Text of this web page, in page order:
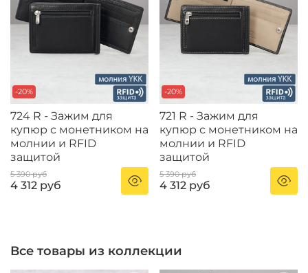
-20%
724 R - Зажим для
купюр с монетником на
молнии и RFID
защитой
5 390 руб
4 312 руб
-20%
721 R - Зажим для
купюр с монетником на
молнии и RFID
защитой
5 390 руб
4 312 руб
Все товары из коллекции